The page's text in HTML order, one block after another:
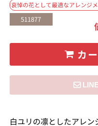
哀悼の花として最適なアレンジ
511877
カ
住所を知らな
白ユリの凛としたアレ